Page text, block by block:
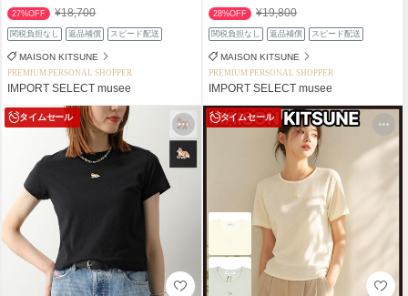
27%OFF ¥18,700
関税負担なし 返品補償 スピード配送
MAISON KITSUNE
PREMIUM PERSONAL SHOPPER
IMPORT SELECT musee
28%OFF ¥19,800
関税負担なし 返品補償 スピード配送
MAISON KITSUNE
PREMIUM PERSONAL SHOPPER
IMPORT SELECT musee
タイムセール タイムセール